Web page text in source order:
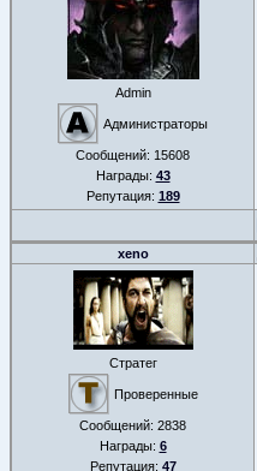
Admin
Администраторы
Сообщений: 15608
Награды: 43
Репутация: 189
xeno
Стратег
Проверенные
Сообщений: 2838
Награды: 6
Репутация: 47